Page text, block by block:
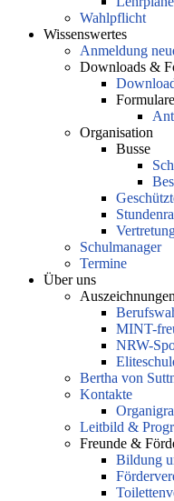
Wahlpflicht
Wissenswertes
Anmeldung
Downloads &
Formulare
Organisation
Busse
Schulmanager
Termine
Über uns
Auszeichnungen
MINT-
NRW-
Bertha von
Kontakte
Leitbild &
Freunde &
Bildung